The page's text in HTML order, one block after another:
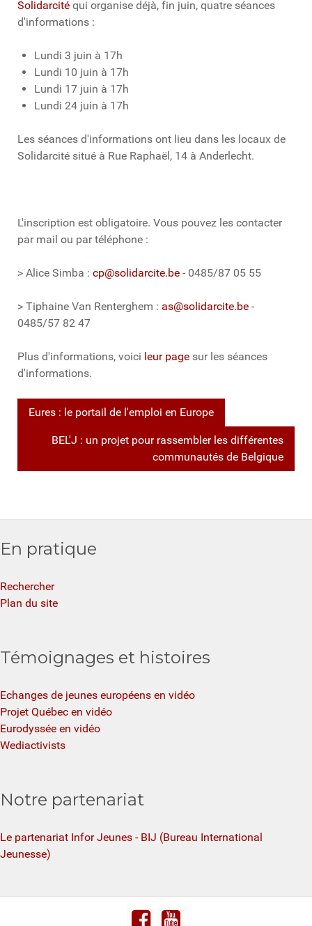
Solidarcité qui organise déjà, fin juin, quatre séances
d'informations :
Lundi 3 juin à 17h
Lundi 10 juin à 17h
Lundi 17 juin à 17h
Lundi 24 juin à 17h
Les séances d'informations ont lieu dans les locaux de
Solidarcité situé à Rue Raphaël, 14 à Anderlecht.
L'inscription est obligatoire. Vous pouvez les contacter
par mail ou par téléphone :
> Alice Simba : cp@solidarcite.be - 0485/87 05 55
> Tiphaine Van Renterghem : as@solidarcite.be -
0485/57 82 47
Plus d'informations, voici leur page sur les séances
d'informations.
Eures : le portail de l'emploi en Europe
BEL'J : un projet pour rassembler les différentes
communautés de Belgique
En pratique
Rechercher
Plan du site
Témoignages et histoires
Echanges de jeunes européens en vidéo
Projet Québec en vidéo
Eurodyssée en vidéo
Wediactivists
Notre partenariat
Le partenariat Infor Jeunes - BIJ (Bureau International
Jeunesse)